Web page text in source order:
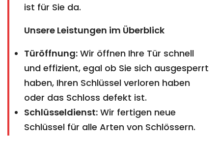
ist für Sie da.
Unsere Leistungen im Überblick
Türöffnung: Wir öffnen Ihre Tür schnell
und effizient, egal ob Sie sich ausgesperrt
haben, Ihren Schlüssel verloren haben
oder das Schloss defekt ist.
Schlüsseldienst: Wir fertigen neue
Schlüssel für alle Arten von Schlössern.